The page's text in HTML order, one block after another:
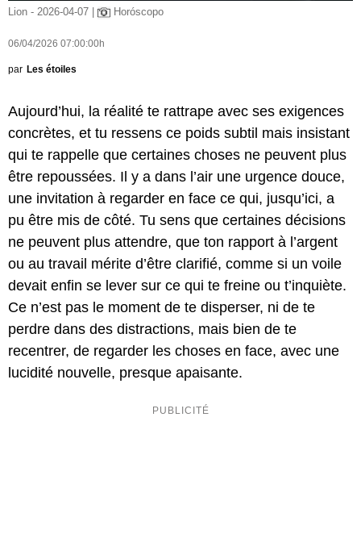
Lion - 2026-04-07 | Horóscopo
06/04/2026 07:00:00h
par Les étoiles
Aujourd’hui, la réalité te rattrape avec ses exigences
concrètes, et tu ressens ce poids subtil mais insistant
qui te rappelle que certaines choses ne peuvent plus
être repoussées. Il y a dans l’air une urgence douce,
une invitation à regarder en face ce qui, jusqu’ici, a
pu être mis de côté. Tu sens que certaines décisions
ne peuvent plus attendre, que ton rapport à l’argent
ou au travail mérite d’être clarifié, comme si un voile
devait enfin se lever sur ce qui te freine ou t’inquiète.
Ce n’est pas le moment de te disperser, ni de te
perdre dans des distractions, mais bien de te
recentrer, de regarder les choses en face, avec une
lucidité nouvelle, presque apaisante.